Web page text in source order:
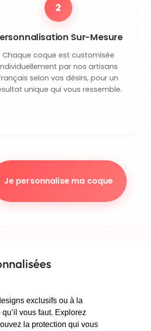
2
Sur-Mesure
Chaque coque est customisée
par nos artisans
selon vos désirs, pour un
unique qui vous ressemble.
Je personnalise ma coque
exclusifs ou à la
vous faut. Explorez
la protection qui vous